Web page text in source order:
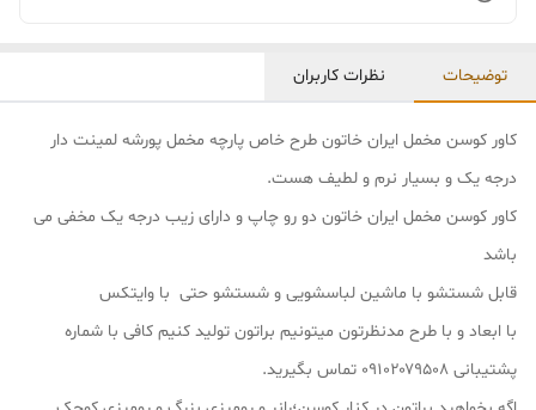
توضیحات نظرات کاربران
کاور کوسن مخمل ایران خاتون طرح خاص پارچه مخمل پورشه لمینت دار
درجه یک و بسیار نرم و لطیف هست.
کاور کوسن مخمل ایران خاتون دو رو چاپ و دارای زیب درجه یک مخفی می
باشد
قابل شستشو با ماشین لباسشویی و شستشو حتی با وایتکس
با ابعاد و با طرح مدنظرتون میتونیم براتون تولید کنیم کافی با شماره
پشتیبانی ۰۹۱۰۲۰۷۹۵۰۸ تماس بگیرید.